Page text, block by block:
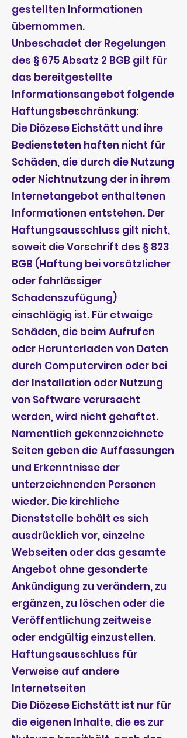
gestellten Informationen
übernommen.
Unbeschadet der Regelungen
des § 675 Absatz 2 BGB gilt für
das bereitgestellte
Informationsangebot folgende
Haftungsbeschränkung:
Die Diözese Eichstätt und ihre
Bediensteten haften nicht für
Schäden, die durch die Nutzung
oder Nichtnutzung der in ihrem
Internetangebot enthaltenen
Informationen entstehen. Der
Haftungsausschluss gilt nicht,
soweit die Vorschrift des § 823
BGB (Haftung bei vorsätzlicher
oder fahrlässiger
Schadenszufügung)
einschlägig ist. Für etwaige
Schäden, die beim Aufrufen
oder Herunterladen von Daten
durch Computerviren oder bei
der Installation oder Nutzung
von Software verursacht
werden, wird nicht gehaftet.
Namentlich gekennzeichnete
Seiten geben die Auffassungen
und Erkenntnisse der
unterzeichnenden Personen
wieder. Die kirchliche
Dienststelle behält es sich
ausdrücklich vor, einzelne
Webseiten oder das gesamte
Angebot ohne gesonderte
Ankündigung zu verändern, zu
ergänzen, zu löschen oder die
Veröffentlichung zeitweise
oder endgültig einzustellen.
Haftungsausschluss für
Verweise auf andere
Internetseiten
Die Diözese Eichstätt ist nur für
die eigenen Inhalte, die es zur